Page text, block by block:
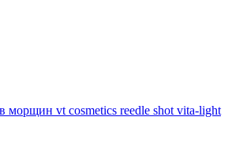
морщин vt cosmetics reedle shot vita-light